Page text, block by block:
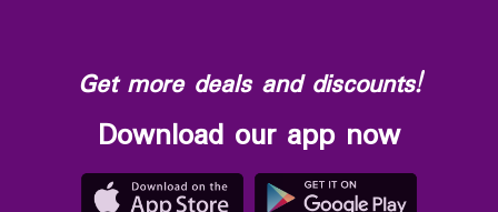
Get more deals and discounts!
Download our app now